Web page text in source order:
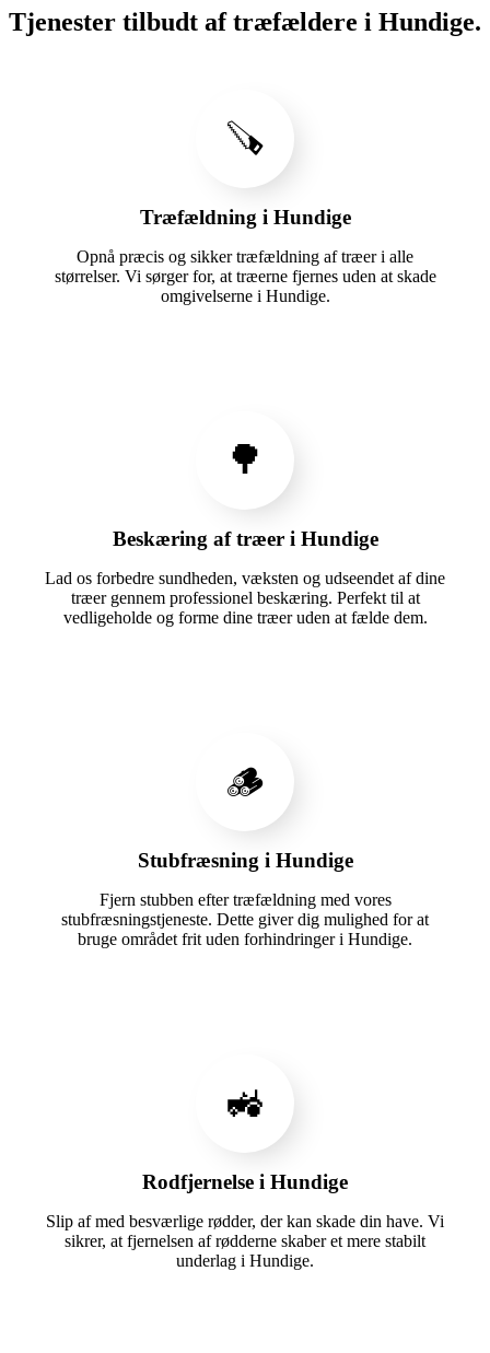
Tjenester tilbudt af træfældere i Hundige.
🪚
Træfældning i Hundige
Opnå præcis og sikker træfældning af træer i alle
størrelser. Vi sørger for, at træerne fjernes uden at skade
omgivelserne i Hundige.
🌳
Beskæring af træer i Hundige
Lad os forbedre sundheden, væksten og udseendet af dine
træer gennem professionel beskæring. Perfekt til at
vedligeholde og forme dine træer uden at fælde dem.
🪵
Stubfræsning i Hundige
Fjern stubben efter træfældning med vores
stubfræsningstjeneste. Dette giver dig mulighed for at
bruge området frit uden forhindringer i Hundige.
🚜
Rodfjernelse i Hundige
Slip af med besværlige rødder, der kan skade din have. Vi
sikrer, at fjernelsen af rødderne skaber et mere stabilt
underlag i Hundige.